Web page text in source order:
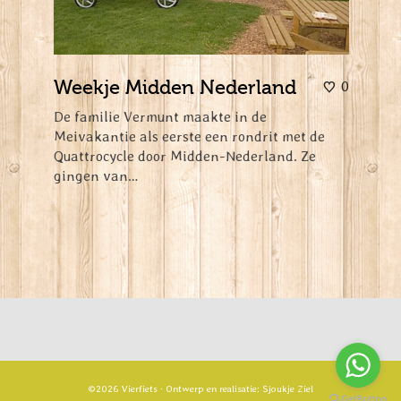
0
Weekje Midden Nederland
De familie Vermunt maakte in de
Meivakantie als eerste een rondrit met de
Quattrocycle door Midden-Nederland. Ze
gingen van…
©2026 Vierfiets · Ontwerp en realisatie: Sjoukje Ziel